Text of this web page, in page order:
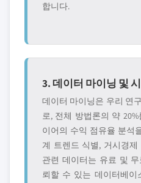
합니다.
3. 데이터 마이닝 및
데이터 마이닝은 우리 연
로, 전체 방법론의 약
이어의 수익 점유율 분석
계 트렌드 식별, 거시경
관련 데이터는 유료 및
뢰할 수 있는 데이터베이